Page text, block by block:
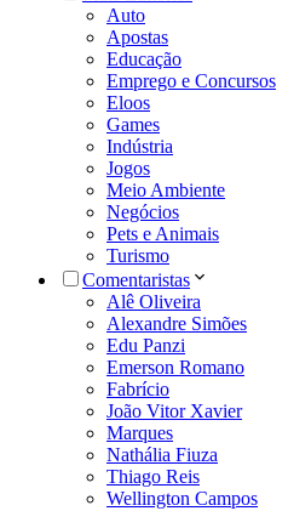
Auto
Apostas
Educação
Emprego e Concursos
Eloos
Games
Indústria
Jogos
Meio Ambiente
Negócios
Pets e Animais
Turismo
Comentaristas
Alê Oliveira
Alexandre Simões
Edu Panzi
Emerson Romano
Fabrício
João Vitor Xavier
Marques
Nathália Fiuza
Thiago Reis
Wellington Campos